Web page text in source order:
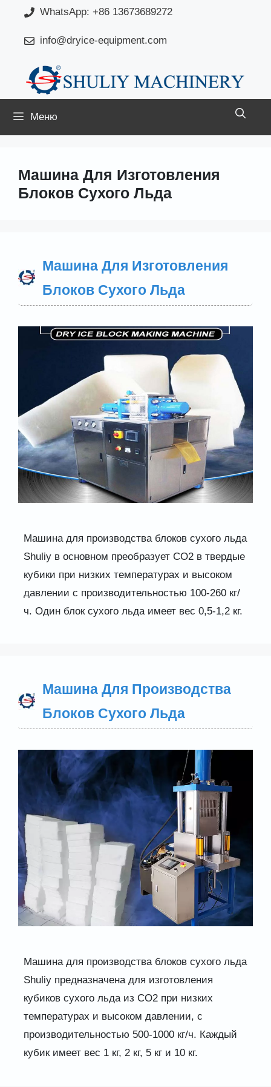
Перейти
содержимому
WhatsApp: +86 13673689272
info@dryice-equipment.com
Меню
Машина Для Изготовления
Блоков Сухого Льда
Машина Для Изготовления
Блоков Сухого Льда
Машина для производства блоков сухого льда
Shuliy в основном преобразует CO2 в твердые
кубики при низких температурах и высоком
давлении с производительностью 100-260 кг/
ч. Один блок сухого льда имеет вес 0,5-1,2 кг.
Машина Для Производства
Блоков Сухого Льда
Машина для производства блоков сухого льда
Shuliy предназначена для изготовления
кубиков сухого льда из CO2 при низких
температурах и высоком давлении, с
производительностью 500-1000 кг/ч. Каждый
кубик имеет вес 1 кг, 2 кг, 5 кг и 10 кг.